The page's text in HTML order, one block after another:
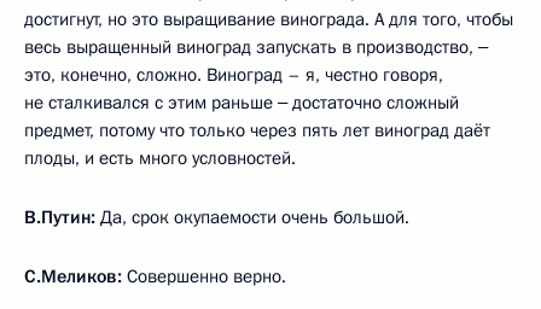
достигнут, но это выращивание винограда. А для того, чтобы
весь выращенный виноград запускать в производство, ‒
это, конечно, сложно. Виноград – я, честно говоря,
не сталкивался с этим раньше ‒ достаточно сложный
предмет, потому что только через пять лет виноград даёт
плоды, и есть много условностей.
В.Путин: Да, срок окупаемости очень большой.
С.Меликов: Совершенно верно.